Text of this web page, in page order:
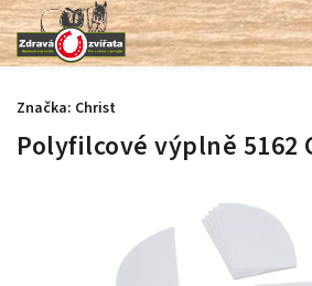
Polyfilcové výplně 5162
Značka: Christ